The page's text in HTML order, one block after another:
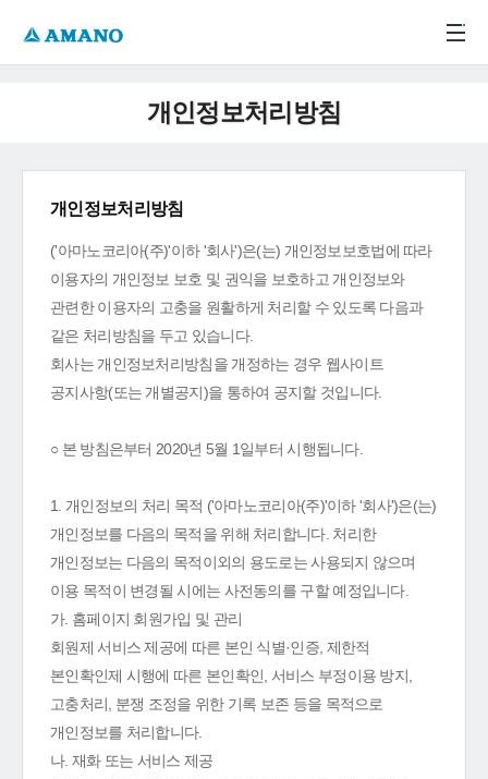
개인정보처리방침
개인정보처리방침
('아마노코리아(주)'이하 '회사')은(는) 개인정보보호법에 따라
이용자의 개인정보 보호 및 권익을 보호하고 개인정보와
관련한 이용자의 고충을 원활하게 처리할 수 있도록 다음과
같은 처리방침을 두고 있습니다.
회사는 개인정보처리방침을 개정하는 경우 웹사이트
공지사항(또는 개별공지)을 통하여 공지할 것입니다.
○ 본 방침은부터 2020년 5월 1일부터 시행됩니다.
1. 개인정보의 처리 목적 ('아마노코리아(주)'이하 '회사')은(는)
개인정보를 다음의 목적을 위해 처리합니다. 처리한
개인정보는 다음의 목적이외의 용도로는 사용되지 않으며
이용 목적이 변경될 시에는 사전동의를 구할 예정입니다.
가. 홈페이지 회원가입 및 관리
회원제 서비스 제공에 따른 본인 식별·인증, 제한적
본인확인제 시행에 따른 본인확인, 서비스 부정이용 방지,
고충처리, 분쟁 조정을 위한 기록 보존 등을 목적으로
개인정보를 처리합니다.
나. 재화 또는 서비스 제공